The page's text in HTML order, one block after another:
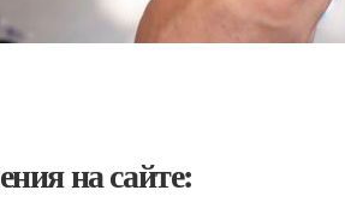
на сайте: